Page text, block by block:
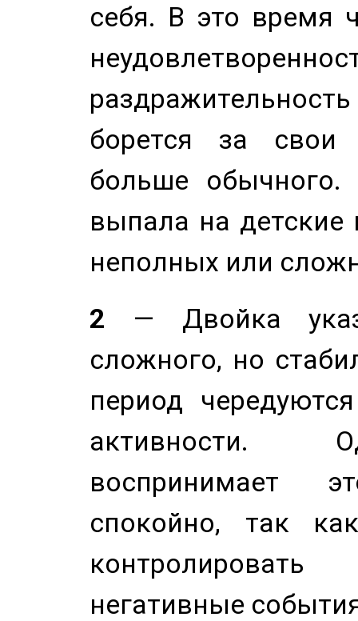
себя. В это время
борется за свои
больше
выпала на детские
неполных или
2 — Двойка
сложного, но
период
активности.
воспринимает
спокойно, так
негативные